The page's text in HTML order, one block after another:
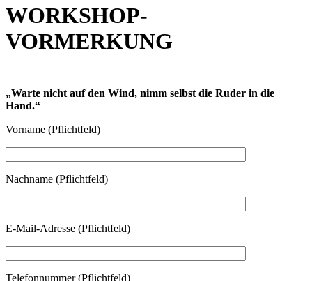
WORKSHOP-
VORMERKUNG
„Warte nicht auf den Wind, nimm selbst die Ruder in die
Hand.“
Vorname (Pflichtfeld)
Nachname (Pflichtfeld)
E-Mail-Adresse (Pflichtfeld)
Telefonnummer (Pflichtfeld)